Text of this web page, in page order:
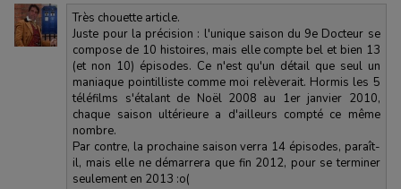
Très chouette article.
Juste pour la précision : l'unique saison du 9e Docteur se
compose de 10 histoires, mais elle compte bel et bien 13
(et non 10) épisodes. Ce n'est qu'un détail que seul un
maniaque pointilliste comme moi relèverait. Hormis les 5
téléfilms s'étalant de Noël 2008 au 1er janvier 2010,
chaque saison ultérieure a d'ailleurs compté ce même
nombre.
Par contre, la prochaine saison verra 14 épisodes, paraît-
il, mais elle ne démarrera que fin 2012, pour se terminer
seulement en 2013 :o(